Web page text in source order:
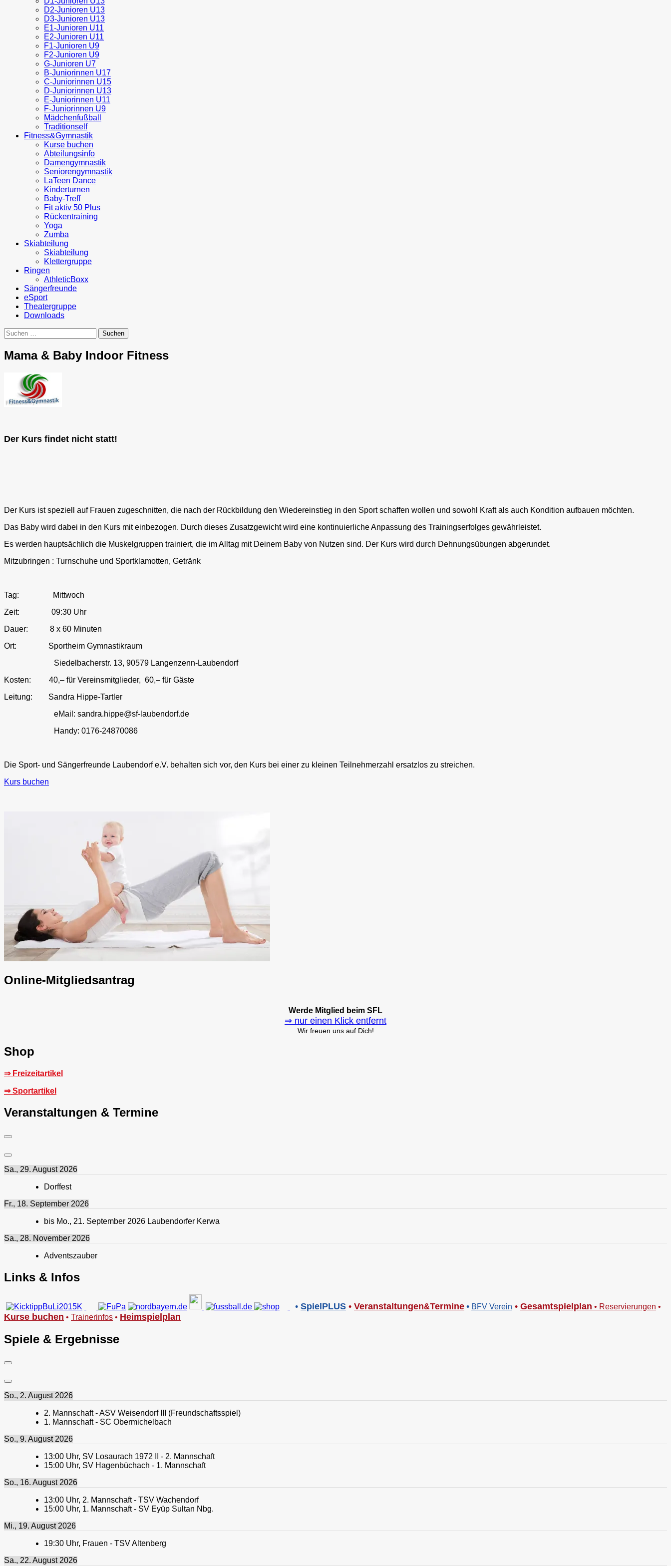
D2-Junioren U13
D3-Junioren U13
E1-Junioren U11
E2-Junioren U11
F1-Junioren U9
F2-Junioren U9
G-Junioren U7
B-Juniorinnen U17
C-Juniorinnen U15
D-Juniorinnen U13
E-Juniorinnen U11
F-Juniorinnen U9
Mädchenfußball
Traditionself
Fitness&Gymnastik
Kurse buchen
Abteilungsinfo
Damengymnastik
Seniorengymnastik
LaTeen Dance
Kinderturnen
Baby-Treff
Fit aktiv 50 Plus
Rückentraining
Yoga
Zumba
Skiabteilung
Skiabteilung
Klettergruppe
Ringen
AthleticBoxx
Sängerfreunde
eSport
Theatergruppe
Downloads
Suchen
nach:
Mama & Baby Indoor Fitness
Der Kurs findet nicht statt!
Der Kurs ist speziell auf Frauen zugeschnitten, die nach der Rückbildung den Wiedereinstieg in den Sport schaffen wollen und sowohl Kraft als auch Kondition aufbauen möchten.
Das Baby wird dabei in den Kurs mit einbezogen. Durch dieses Zusatzgewicht wird eine kontinuierliche Anpassung des Trainingserfolges gewährleistet.
Es werden hauptsächlich die Muskelgruppen trainiert, die im Alltag mit Deinem Baby von Nutzen sind. Der Kurs wird durch Dehnungsübungen abgerundet.
Mitzubringen : Turnschuhe und Sportklamotten, Getränk
Tag: Mittwoch
Zeit: 09:30 Uhr
Dauer: 8 x 60 Minuten
Ort: Sportheim Gymnastikraum
Siedelbacherstr. 13, 90579 Langenzenn-Laubendorf
Kosten: 40,– für Vereinsmitglieder, 60,– für Gäste
Leitung: Sandra Hippe-Tartler
eMail: sandra.hippe@sf-laubendorf.de
Handy: 0176-24870086
Die Sport- und Sängerfreunde Laubendorf e.V. behalten sich vor, den Kurs bei einer zu kleinen Teilnehmerzahl ersatzlos zu streichen.
Kurs buchen
Online-Mitgliedsantrag
Werde Mitglied beim SFL
⇒ nur einen Klick entfernt
Wir freuen uns auf Dich!
Shop
⇒ Freizeitartikel
⇒ Sportartikel
Veranstaltungen & Termine
Sa., 29. August 2026
Dorffest
Fr., 18. September 2026
bis Mo., 21. September 2026 Laubendorfer Kerwa
Sa., 28. November 2026
Adventszauber
Links & Infos
• SpielPLUS • Veranstaltungen&Termine • BFV Verein • Gesamtspielplan • Reservierungen •
Kurse buchen • Trainerinfos • Heimspielplan
Spiele & Ergebnisse
So., 2. August 2026
2. Mannschaft - ASV Weisendorf III (Freundschaftsspiel)
1. Mannschaft - SC Obermichelbach
So., 9. August 2026
13:00 Uhr, SV Losaurach 1972 II - 2. Mannschaft
15:00 Uhr, SV Hagenbüchach - 1. Mannschaft
So., 16. August 2026
13:00 Uhr, 2. Mannschaft - TSV Wachendorf
15:00 Uhr, 1. Mannschaft - SV Eyüp Sultan Nbg.
Mi., 19. August 2026
19:30 Uhr, Frauen - TSV Altenberg
Sa., 22. August 2026